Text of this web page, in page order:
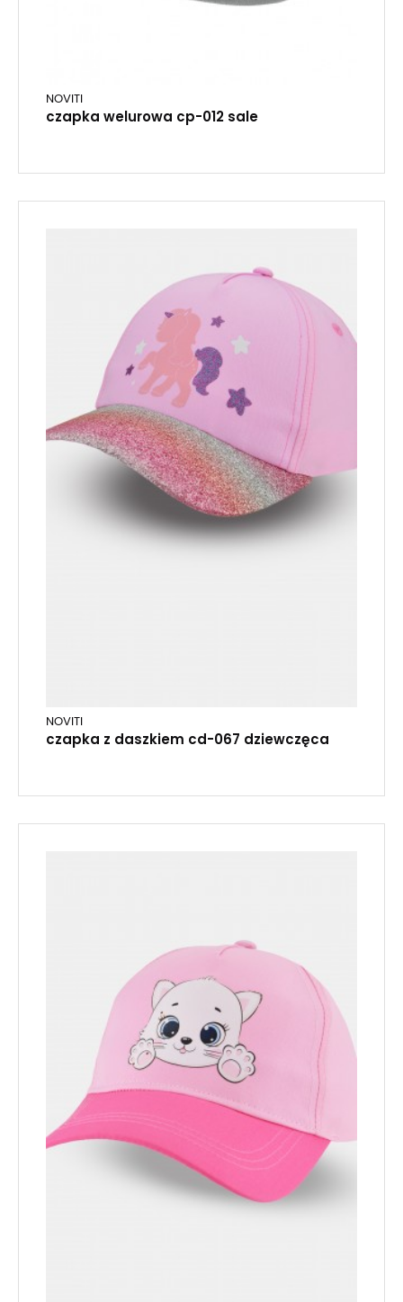
NOVITI
czapka welurowa cp-012 sale
NOVITI
czapka z daszkiem cd-067 dziewczęca